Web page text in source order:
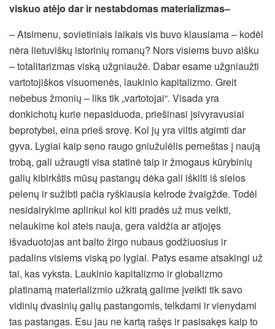
viskuo atėjo dar ir nestabdomas materializmas–
– Atsimenu, sovietiniais laikais vis buvo klausiama – kodėl
nėra lietuviškų istorinių romanų? Nors visiems buvo aišku
– totalitarizmas viską užgniaužė. Dabar esame užgniaužti
vartotojiškos visuomenės, laukinio kapitalizmo. Greit
nebebus žmonių – liks tik „vartotojai“. Visada yra
donkichotų kurie nepasiduoda, priešinasi įsivyravusiai
beprotybei, eina prieš srovę. Kol jų yra viltis atgimti dar
gyva. Lygiai kaip seno raugo gniužulėlis perneštas į naują
trobą, gali užraugti visa statinė taip ir žmogaus kūrybinių
galių kibirkštis mūsų pastangų dėka gali iškilti iš sielos
pelenų ir sužibti pačia ryškiausia kelrode žvaigžde. Todėl
nesidairykime aplinkui kol kiti pradės už mus veikti,
nelaukime kol ateis nauja, gera valdžia ar atjojęs
išvaduotojas ant balto žirgo nubaus godžiuosius ir
padalins visiems viską po lygiai. Patys esame atsakingi už
tai, kas vyksta. Laukinio kapitalizmo ir globalizmo
platinamą materializmio užkratą galime įveikti tik savo
vidinių dvasinių galių pastangomis, telkdami ir vienydami
tas pastangas. Esu jau ne kartą rašęs ir pasisakęs kaip to